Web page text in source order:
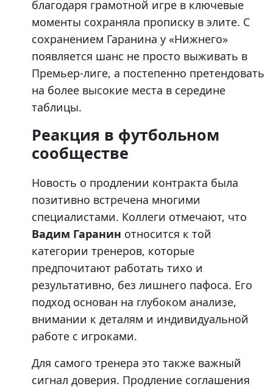
благодаря грамотной игре в ключевые
моменты сохраняла прописку в элите. С
сохранением Гаранина у «Нижнего»
появляется шанс не просто выживать в
Премьер-лиге, а постепенно претендовать
на более высокие места в середине
таблицы.
Реакция в футбольном
сообществе
Новость о продлении контракта была
позитивно встречена многими
специалистами. Коллеги отмечают, что
Вадим Гаранин относится к той
категории тренеров, которые
предпочитают работать тихо и
результативно, без лишнего пафоса. Его
подход основан на глубоком анализе,
внимании к деталям и индивидуальной
работе с игроками.
Для самого тренера это также важный
сигнал доверия. Продление соглашения